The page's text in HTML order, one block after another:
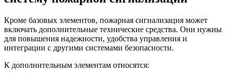
Кроме базовых элементов, пожарная сигнализация может
включать дополнительные технические средства. Они нужны
для повышения надежности, удобства управления и
интеграции с другими системами безопасности.
К дополнительным элементам относятся: